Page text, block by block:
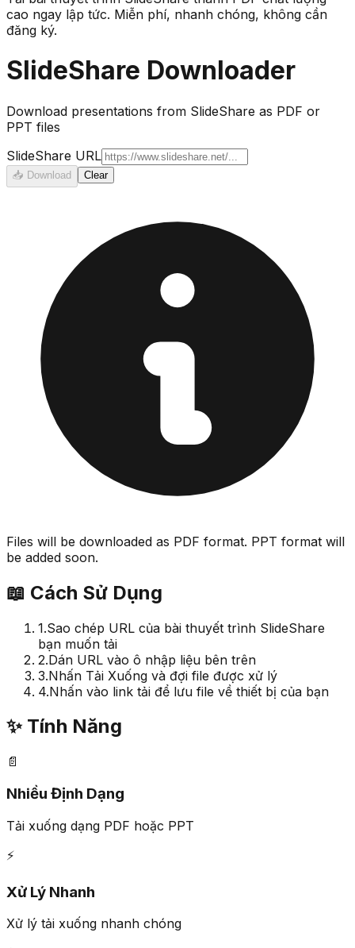
cao ngay lập tức. Miễn phí, nhanh chóng, không cần
đăng ký.
SlideShare Downloader
Download presentations from SlideShare as PDF or
PPT files
SlideShare URL
📥 Download Clear
Files will be downloaded as PDF format. PPT format will
be added soon.
📖 Cách Sử Dụng
1.Sao chép URL của bài thuyết trình SlideShare
bạn muốn tải
2.Dán URL vào ô nhập liệu bên trên
3.Nhấn Tải Xuống và đợi file được xử lý
4.Nhấn vào link tải để lưu file về thiết bị của bạn
✨ Tính Năng
📄
Nhiều Định Dạng
Tải xuống dạng PDF hoặc PPT
⚡
Xử Lý Nhanh
Xử lý tải xuống nhanh chóng